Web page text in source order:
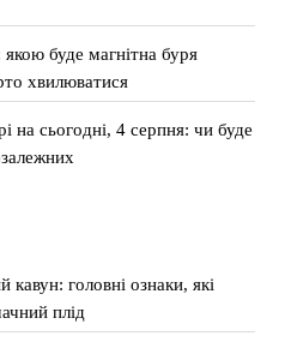
якою буде магнітна буря
хвилюватися
на сьогодні, 4 серпня: чи буде
кавун: головні ознаки, які
плід